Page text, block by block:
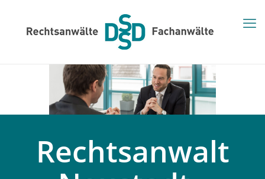
Rechtsanwalt